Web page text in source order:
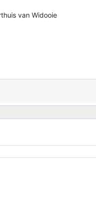
van Widooie